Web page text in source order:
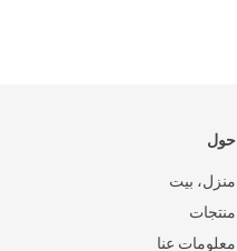
حول
منزل، بيت
منتجات
معلومات عنا